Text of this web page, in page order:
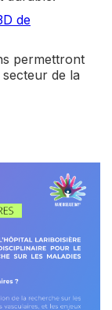
de
permettront
de la